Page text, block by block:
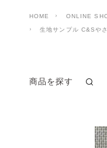
HOME ONLINE
生地サンプル C&Sや
商品を探す